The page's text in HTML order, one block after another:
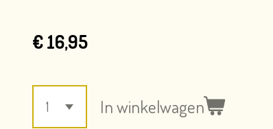
€ 16,95
In winkelwagen